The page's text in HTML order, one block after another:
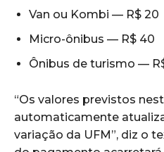
Van ou Kombi — R$ 20
Micro-ônibus — R$ 40
Ônibus de turismo —
“Os valores previstos
automaticamente
variação da UFM”, diz o